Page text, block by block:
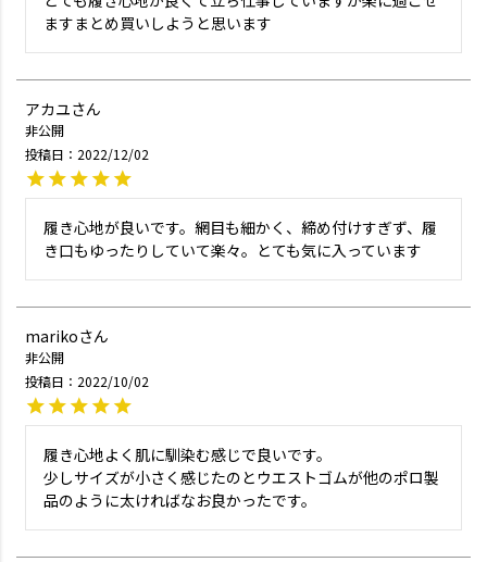
ますまとめ買いしようと思います
アカユ
非公開
投稿日
2022/12/02
履き心地が良いです。網目も細かく、締め付けすぎず、履
き口もゆったりしていて楽々。とても気に入っています
mariko
非公開
投稿日
2022/10/02
履き心地よく肌に馴染む感じで良いです。
少しサイズが小さく感じたのとウエストゴムが他のポロ製
品のように太ければなお良かったです。